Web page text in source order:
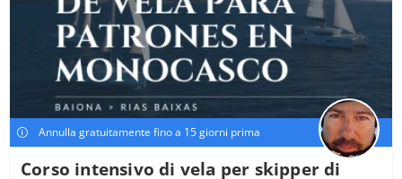
Annulla gratuitamente fino a 15 giorni prima
Corso intensivo di vela per skipper di